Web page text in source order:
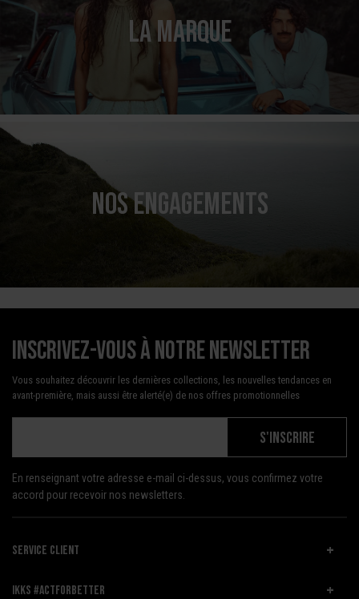
LA MARQUE
NOS ENGAGEMENTS
Inscrivez-vous à notre newsletter
Vous souhaitez découvrir les dernières collections, les nouvelles tendances en
avant-première, mais aussi être alerté(e) de nos offres promotionnelles
S'INSCRIRE
En renseignant votre adresse e-mail ci-dessus, vous confirmez votre
accord pour recevoir nos newsletters.
SERVICE CLIENT
IKKS #ACTFORBETTER